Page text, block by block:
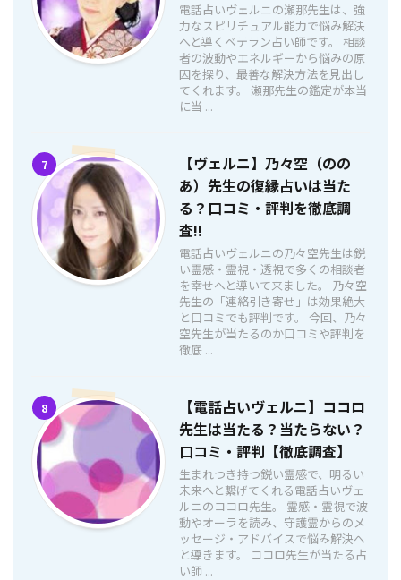
電話占いヴェルニの瀬那先生は、強
力なスピリチュアル能力で悩み解決
へと導くベテラン占い師です。 相談
者の波動やエネルギーから悩みの原
因を探り、最善な解決方法を見出し
てくれます。 瀬那先生の鑑定が本当
に当 ...
7
【ヴェルニ】乃々空（のの
あ）先生の復縁占いは当た
る？口コミ・評判を徹底調
査!!
電話占いヴェルニの乃々空先生は鋭
い霊感・霊視・透視で多くの相談者
を幸せへと導いて来ました。 乃々空
先生の「連絡引き寄せ」は効果絶大
と口コミでも評判です。 今回、乃々
空先生が当たるのか口コミや評判を
徹底 ...
8
【電話占いヴェルニ】ココロ
先生は当たる？当たらない？
口コミ・評判【徹底調査】
生まれつき持つ鋭い霊感で、明るい
未来へと繋げてくれる電話占いヴェ
ルニのココロ先生。 霊感・霊視で波
動やオーラを読み、守護霊からのメ
ッセージ・アドバイスで悩み解決へ
と導きます。 ココロ先生が当たる占
い師 ...